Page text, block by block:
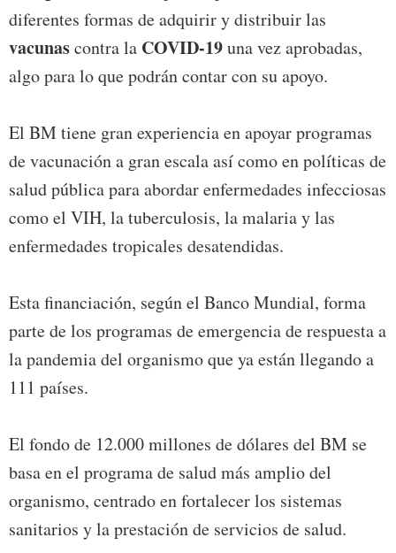
diferentes formas de adquirir y distribuir las
vacunascontra la COVID-19una vez aprobadas,
algo para lo que podrán contar con su apoyo.
El BM tiene gran experiencia en apoyar programas
de vacunación a gran escala así como en políticas de
salud pública para abordar enfermedades infecciosas
como el VIH, la tuberculosis, la malaria y las
enfermedades tropicales desatendidas.
Esta financiación, según el Banco Mundial, forma
parte de los programas de emergencia de respuesta a
la pandemia del organismo que ya están llegando a
111 países.
El fondo de 12.000 millones de dólares del BM se
basa en el programa de salud más amplio del
organismo, centrado en fortalecer los sistemas
sanitarios y la prestación de servicios de salud.